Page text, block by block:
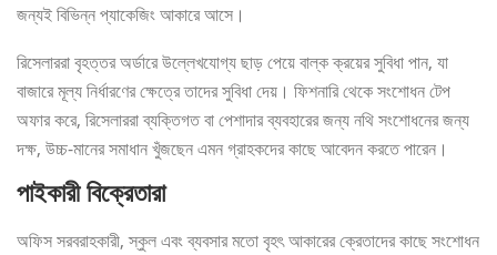
জন্যই বিভিন্ন প্যাকেজিং আকারে আসে।
রিসেলাররা বৃহত্তর অর্ডারে উল্লেখযোগ্য ছাড় পেয়ে বাল্ক ক্রয়ের সুবিধা পান, যা
বাজারে মূল্য নির্ধারণের ক্ষেত্রে তাদের সুবিধা দেয়। ফিশনারি থেকে সংশোধন টেপ
অফার করে, রিসেলাররা ব্যক্তিগত বা পেশাদার ব্যবহারের জন্য নথি সংশোধনের জন্য
দক্ষ, উচ্চ-মানের সমাধান খুঁজছেন এমন গ্রাহকদের কাছে আবেদন করতে পারেন।
পাইকারী বিক্রেতারা
অফিস সরবরাহকারী, স্কুল এবং ব্যবসার মতো বৃহৎ আকারের ক্রেতাদের কাছে সংশোধন